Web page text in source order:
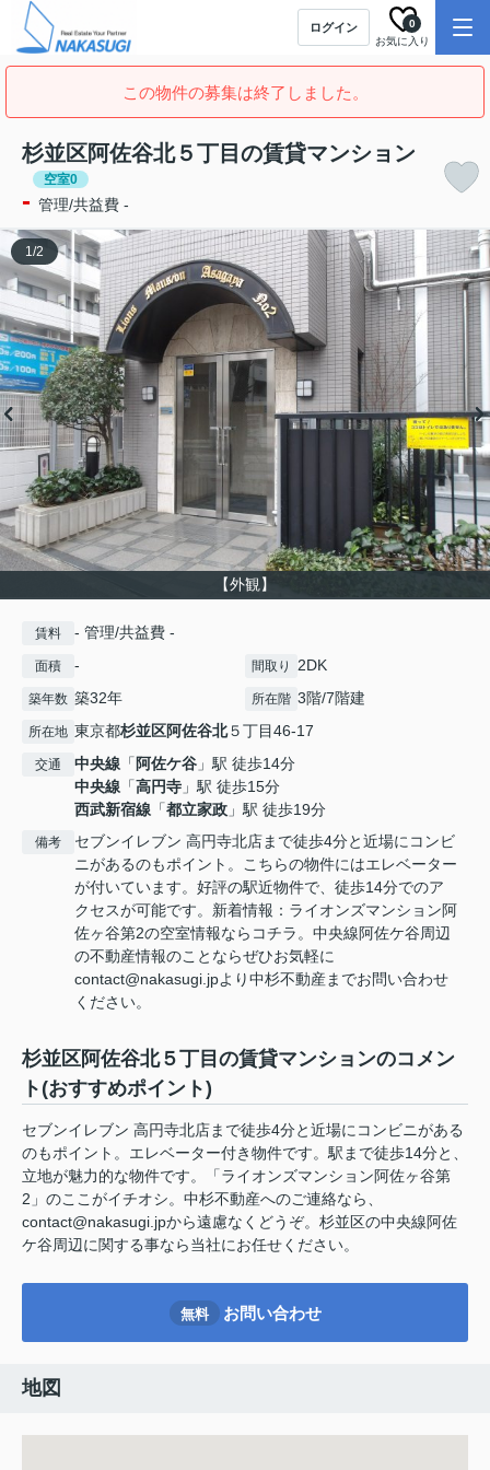
ログイン
お気に入り
0
この物件の募集は終了しました。
杉並区阿佐谷北５丁目の賃貸マンション
空室0
- 管理/共益費 -
【外観】
1/2
賃料 - 管理/共益費 -
面積 - 間取り 2DK
築年数 築32年 所在階 3階/7階建
所在地 東京都杉並区阿佐谷北５丁目46-17
交通 中央線 「 阿佐ケ谷 」駅 徒歩14分
中央線 「高円寺 」駅 徒歩15分
西武新宿線 「都立家政 」駅 徒歩19分
備考
セブンイレブン 高円寺北店まで徒歩4分と近場にコンビ
ニがあるのもポイント。こちらの物件にはエレベーター
が付いています。好評の駅近物件で、徒歩14分でのア
クセスが可能です。新着情報：ライオンズマンション阿
佐ヶ谷第2の空室情報ならコチラ。中央線阿佐ケ谷周辺
の不動産情報のことならぜひお気軽に
contact@nakasugi.jpより中杉不動産までお問い合わせ
ください。
杉並区阿佐谷北５丁目の賃貸マンションのコメン
ト(おすすめポイント)
セブンイレブン 高円寺北店まで徒歩4分と近場にコンビニがある
のもポイント。エレベーター付き物件です。駅まで徒歩14分と、
立地が魅力的な物件です。「ライオンズマンション阿佐ヶ谷第
2」のここがイチオシ。中杉不動産へのご連絡なら、
contact@nakasugi.jpから遠慮なくどうぞ。杉並区の中央線阿佐
ケ谷周辺に関する事なら当社にお任せください。
無料 お問い合わせ
地図